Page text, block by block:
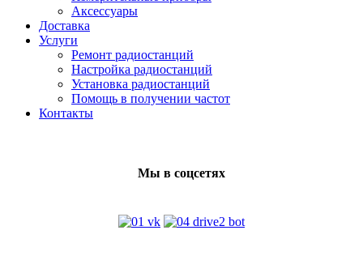
Аксессуары
Доставка
Услуги
Ремонт радиостанций
Настройка радиостанций
Установка радиостанций
Помощь в получении частот
Контакты
Мы в соцсетях